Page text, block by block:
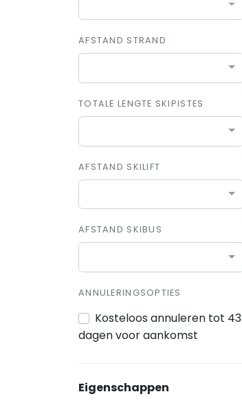
AFSTAND STRAND
TOTALE LENGTE SKIPISTES
AFSTAND SKILIFT
AFSTAND SKIBUS
ANNULERINGSOPTIES
Kosteloos annuleren tot 43
dagen voor aankomst
Eigenschappen